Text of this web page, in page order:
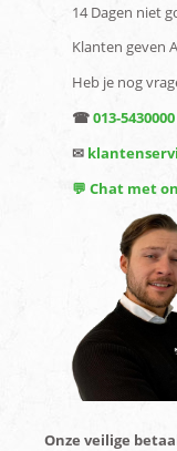
14 Dagen niet
Klanten geven
Heb je nog
☎013-5430000
✉
💬 Chat met
Onze veilige